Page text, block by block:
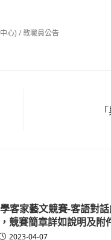
心) /教職員公告
客家藝文競賽-客語對
競賽簡章詳如說明及附
2023-04-07